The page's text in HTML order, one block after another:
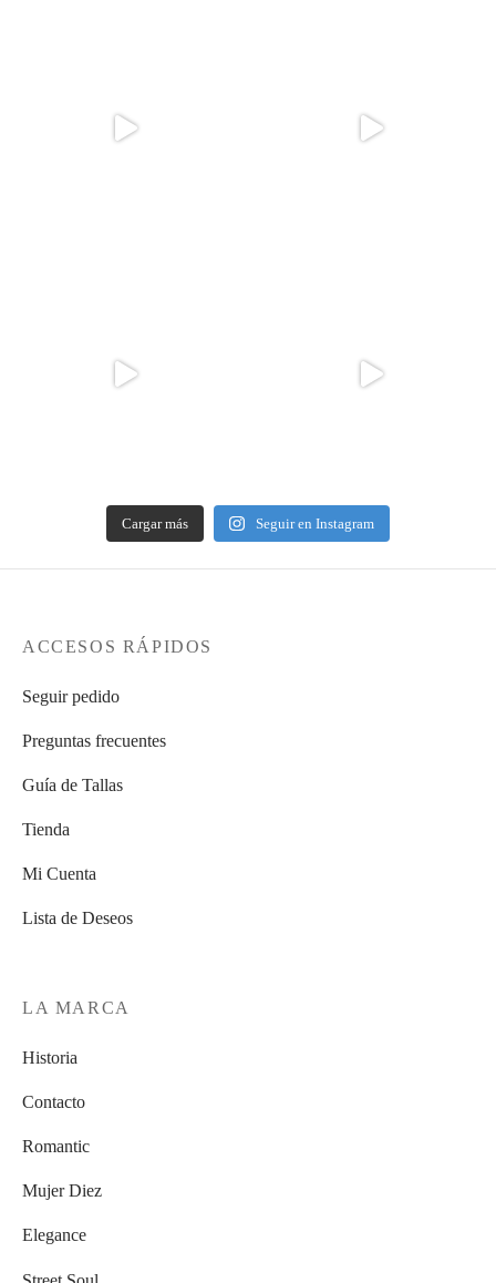
Cargar más Seguir en Instagram
ACCESOS RÁPIDOS
Seguir pedido
Preguntas frecuentes
Guía de Tallas
Tienda
Mi Cuenta
Lista de Deseos
LA MARCA
Historia
Contacto
Romantic
Mujer Diez
Elegance